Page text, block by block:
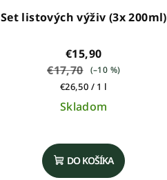
Set listových výživ (3x 200ml)
€15,90
€17,70
(–10 %)
Jednotková
cena:
€26,50 / 1 l
Skladom
hodnotenie
produktu
DO KOŠÍKA